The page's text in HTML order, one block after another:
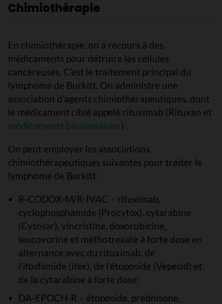
Chimiothérapie
En chimiothérapie, on a recours à des
médicaments pour détruire les cellules
cancéreuses. C’est le traitement principal du
lymphome de Burkitt. On administre une
association d’agents chimiothérapeutiques, dont
le médicament ciblé appelé rituximab (Rituxan et
médicaments biosimilaires ) .
On peut employer les associations
chimiothérapeutiques suivantes pour traiter le
lymphome de Burkitt :
R-CODOX-M/R-IVAC – rituximab,
cyclophosphamide (Procytox), cytarabine
(Cytosar), vincristine, doxorubicine,
leucovorine et méthotrexate à forte dose en
alternance avec du rituximab, de
l’ifosfamide (Ifex), de l’étoposide (Vepesid) et
de la cytarabine à forte dose;
DA-EPOCH-R – étoposide, prednisone,